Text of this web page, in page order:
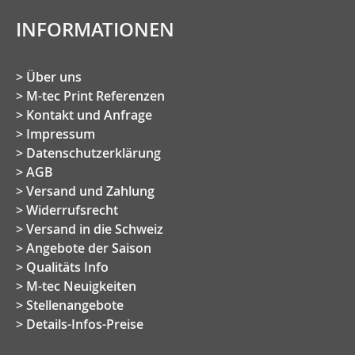
INFORMATIONEN
Über uns
M-tec Print Referenzen
Kontakt und Anfrage
Impressum
Datenschutzerklärung
AGB
Versand und Zahlung
Widerrufsrecht
Versand in die Schweiz
Angebote der Saison
Qualitäts Info
M-tec Neuigkeiten
Stellenangebote
Details-Infos-Preise